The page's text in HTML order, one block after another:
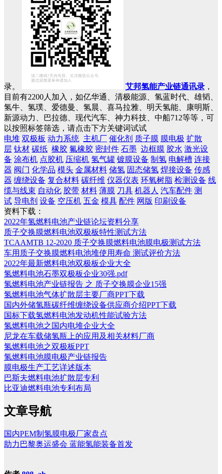
录。 艾邦氢能产业链通讯录 ，
目前有2200人加入，如亿华通、清极能源、氢蓝时代、雄韬、
氢牛、氢璞、爱德曼、氢晨、喜马拉雅、明天氢能、康明斯、
新源动力、巴拉德、现代汽车、神力科技、中船712等等，可
以按照标签筛选，请点击下方关键词试试
电堆 双极板 动力系统 主机厂 催化剂 质子膜 膜电极 扩散
层 钛材 碳纸 橡胶 氟橡胶 密封件 石墨 边框膜 胶水 激光设
备 涂布机 点胶机 压缩机 氢气罐 镀膜设备 制氢 电解槽 连接
器 阀门 化学品 模头 金属材料 储氢 固态储氢 焊接设备 传感
器 缠绕设备 复合材料 碳纤维 仪器仪表 环氧树脂 检测设备 线
缆与线束 自动化 胶带 材料 薄膜 刀具 机器人 汽车配件 测
试 导电剂 设备 空压机 五金 模具 配件 网版 印刷设备
资料下载：
2022年氢燃料电池产业链论坛资料分享
质子交换膜燃料电池双极板特性测试方法
TCAAMTB 12-2020 质子交换膜燃料电池膜电极测试方法
车用质子交换膜燃料电池堆使用寿命 测试评价方法
2022年最新燃料电池双极板企业大全
氢燃料电池石墨双极板企业30强.pdf
氢燃料电池产业链报告 之 质子交换膜企业15强
氢燃料电池气体扩散层主要厂商PPT下载
国内外储氢瓶碳纤维缠绕设备供应商介绍PPT下载
国标下载氢燃料电池发动机性能试验方法
氢燃料电池之国内电堆企业大全
尼龙在车载储氢瓶上的应用及相关材料厂商
氢燃料电池之双极板PPT
氢燃料电池膜电极产业链报告
膜电极生产工艺详述版本
巴斯夫燃料电池扩散层专利
比亚迪燃料电池专利布局
文章导航
国内PEM制氢膜电极厂家盘点
助力巴黎奥运盛会 蓝能氢能装备首发